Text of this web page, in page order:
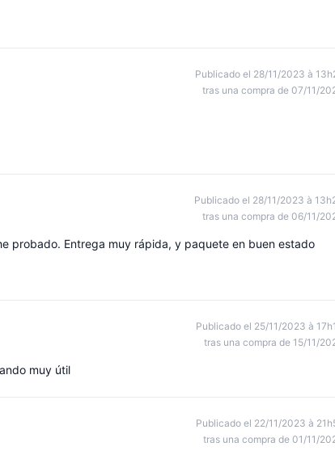
Publicado el 28/11/2023 à
tras una compra de 07/11/
Publicado el 28/11/2023 à
tras una compra de 06/11/
probado. Entrega muy rápida, y paquete en buen estado
Publicado el 25/11/2023 à
tras una compra de 15/11/
muy útil
Publicado el 22/11/2023 à
tras una compra de 01/11/